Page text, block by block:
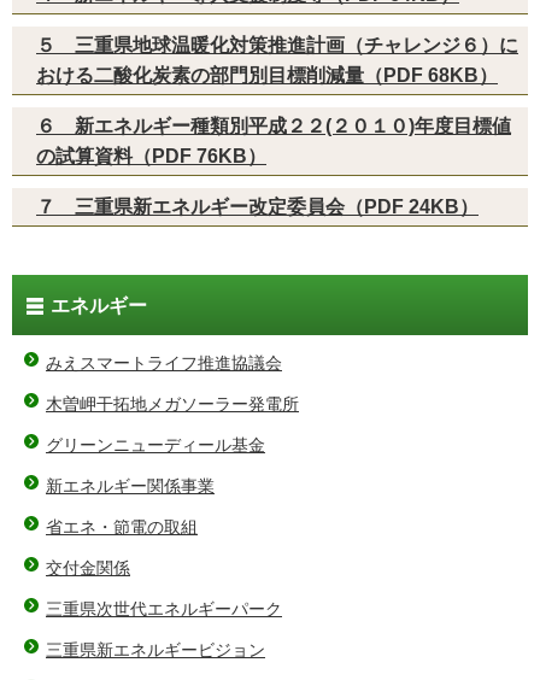
５ 三重県地球温暖化対策推進計画（チャレンジ６）に
おける二酸化炭素の部門別目標削減量（PDF 68KB）
６ 新エネルギー種類別平成２２(２０１０)年度目標値
の試算資料（PDF 76KB）
７ 三重県新エネルギー改定委員会（PDF 24KB）
エネルギー
みえスマートライフ推進協議会
木曽岬干拓地メガソーラー発電所
グリーンニューディール基金
新エネルギー関係事業
省エネ・節電の取組
交付金関係
三重県次世代エネルギーパーク
三重県新エネルギービジョン